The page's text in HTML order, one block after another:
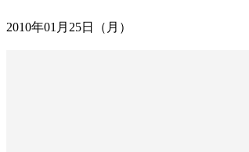
2010年01月25日（月）